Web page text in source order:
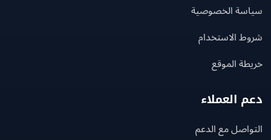
الخصوصية
الاستخدام
الموقع
العملاء
مع الدعم